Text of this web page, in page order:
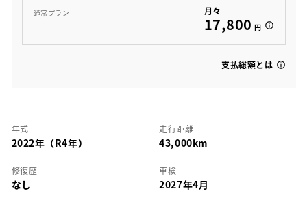
通常プラン 月々
17,800 円
支払総額とは
年式
2022年（R4年）
走行距離
43,000km
修復歴
なし
車検
2027年4月